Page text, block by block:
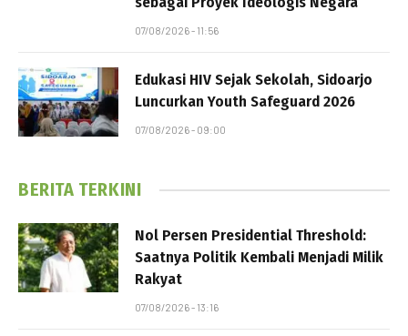
07/08/2026 - 11:56
Edukasi HIV Sejak Sekolah, Sidoarjo
Luncurkan Youth Safeguard 2026
07/08/2026 - 09:00
BERITA TERKINI
Nol Persen Presidential Threshold:
Saatnya Politik Kembali Menjadi Milik
Rakyat
07/08/2026 - 13:16